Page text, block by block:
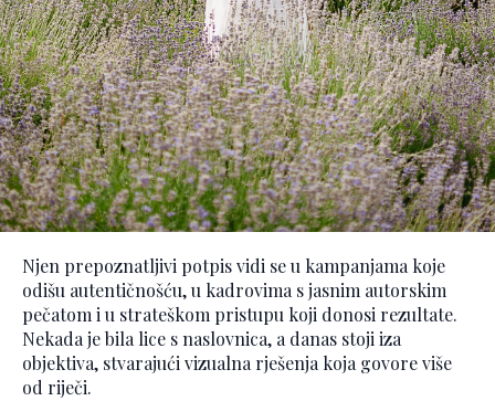
Njen prepoznatljivi potpis vidi se u kampanjama koje
odišu autentičnošću, u kadrovima s jasnim autorskim
pečatom i u strateškom pristupu koji donosi rezultate.
Nekada je bila lice s naslovnica, a danas stoji iza
objektiva, stvarajući vizualna rješenja koja govore više
od riječi.